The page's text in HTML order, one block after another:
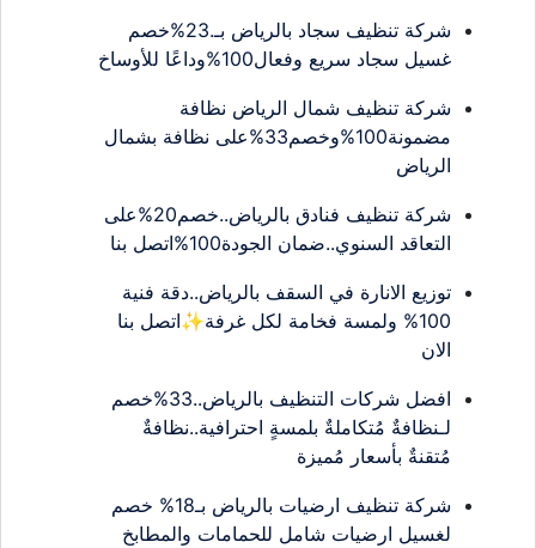
شركة تنظيف سجاد بالرياض بـ.23%خصم
غسيل سجاد سريع وفعال100%وداعًا للأوساخ
شركة تنظيف شمال الرياض نظافة
مضمونة100%وخصم33%على نظافة بشمال
الرياض
شركة تنظيف فنادق بالرياض..خصم20%على
التعاقد السنوي..ضمان الجودة100%اتصل بنا
توزيع الانارة في السقف بالرياض..دقة فنية
100% ولمسة فخامة لكل غرفة✨اتصل بنا
الان
افضل شركات التنظيف بالرياض..33%خصم
لـنظافةٌ مُتكاملةٌ بلمسةٍ احترافية..نظافةٌ
مُتقنةٌ بأسعار مُميزة
شركة تنظيف ارضيات بالرياض بـ18% خصم
لغسيل ارضيات شامل للحمامات والمطابخ